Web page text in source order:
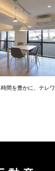
間を豊かに、テレ